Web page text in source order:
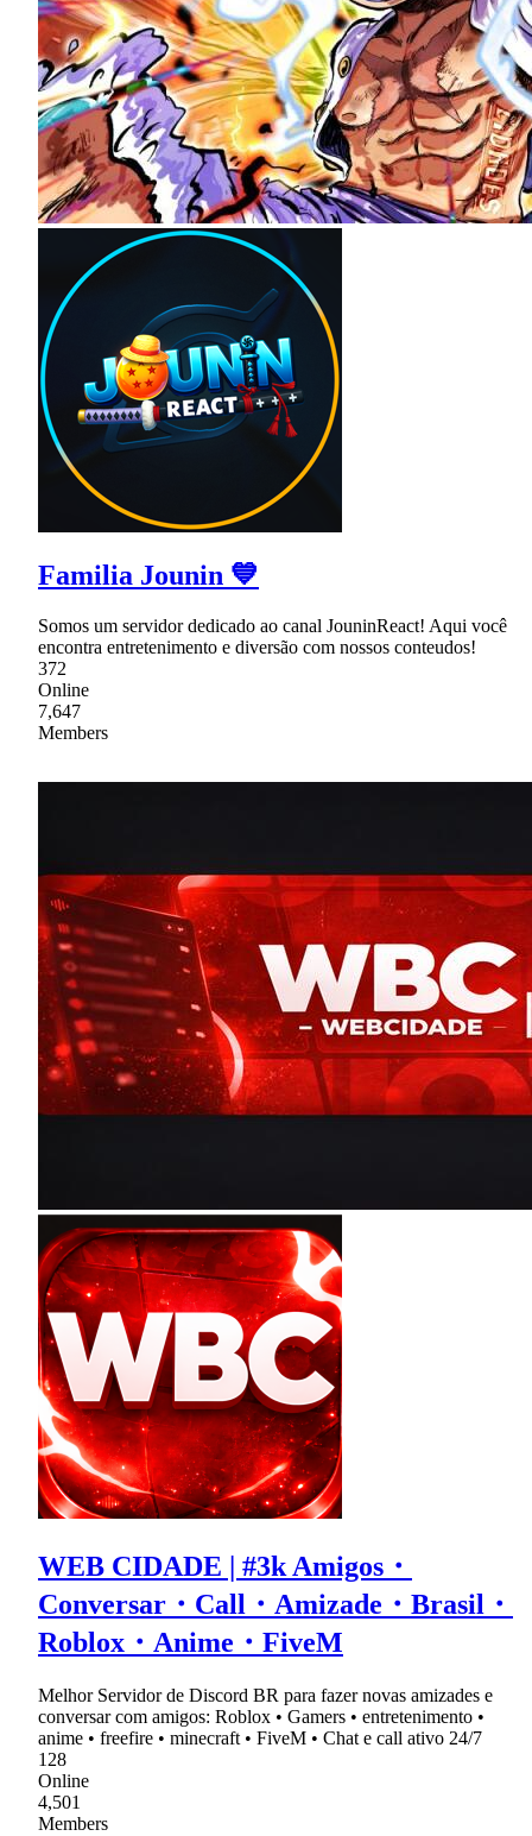
Familia Jounin 💙
Somos um servidor dedicado ao canal JouninReact! Aqui você
encontra entretenimento e diversão com nossos conteudos!
372
Online
7,647
Members
WEB CIDADE | #3k Amigos・
Conversar・Call・Amizade・Brasil・
Roblox・Anime・FiveM
Melhor Servidor de Discord BR para fazer novas amizades e
conversar com amigos: Roblox • Gamers • entretenimento •
anime • freefire • minecraft • FiveM • Chat e call ativo 24/7
128
Online
4,501
Members